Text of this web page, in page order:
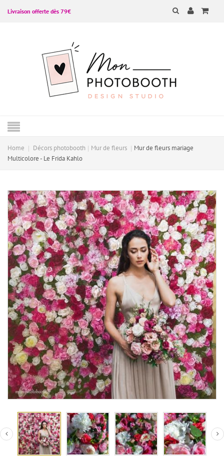
Livraison offerte dès 79€
Home Décors photobooth Mur de fleurs
Mur de fleurs mariage
Multicolore - Le Frida Kahlo